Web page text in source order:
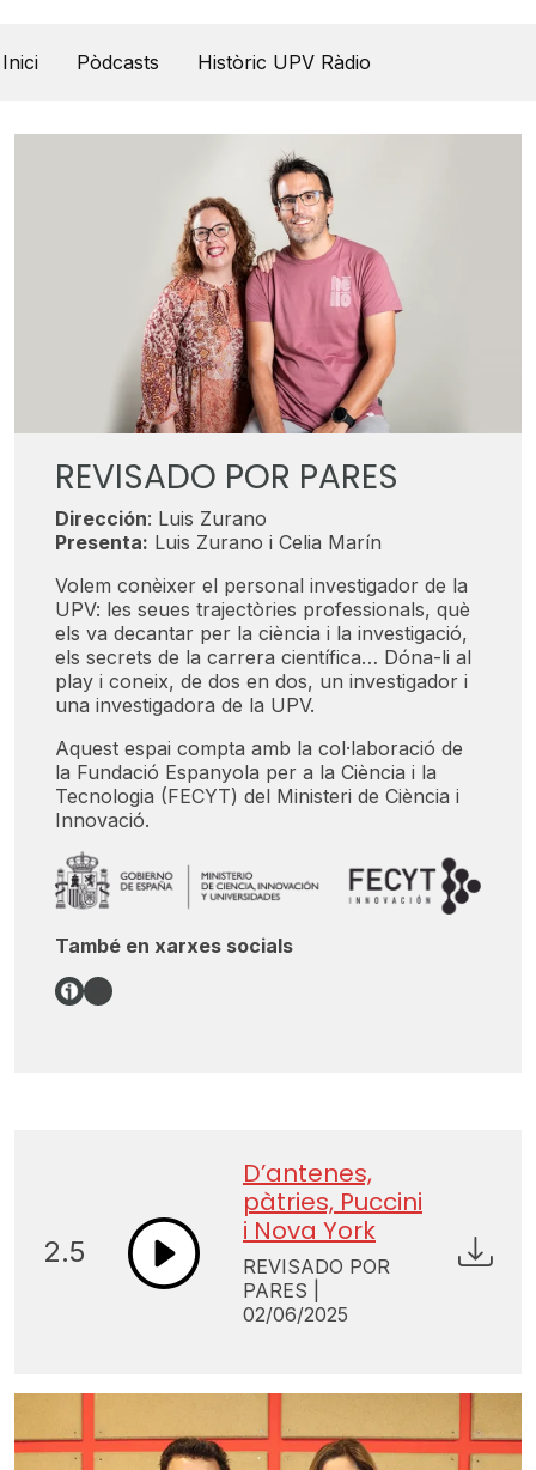
Inici Pòdcasts Històric UPV Ràdio
REVISADO POR PARES
Dirección: Luis Zurano
Presenta: Luis Zurano i Celia Marín
Volem conèixer el personal investigador de la
UPV: les seues trajectòries professionals, què
els va decantar per la ciència i la investigació,
els secrets de la carrera científica… Dóna-li al
play i coneix, de dos en dos, un investigador i
una investigadora de la UPV.
Aquest espai compta amb la col·laboració de
la Fundació Espanyola per a la Ciència i la
Tecnologia (FECYT) del Ministeri de Ciència i
Innovació.
També en xarxes socials
Link Spotify
2.5
D’antenes,
pàtries, Puccini
i Nova York
REVISADO POR
PARES |
02/06/2025